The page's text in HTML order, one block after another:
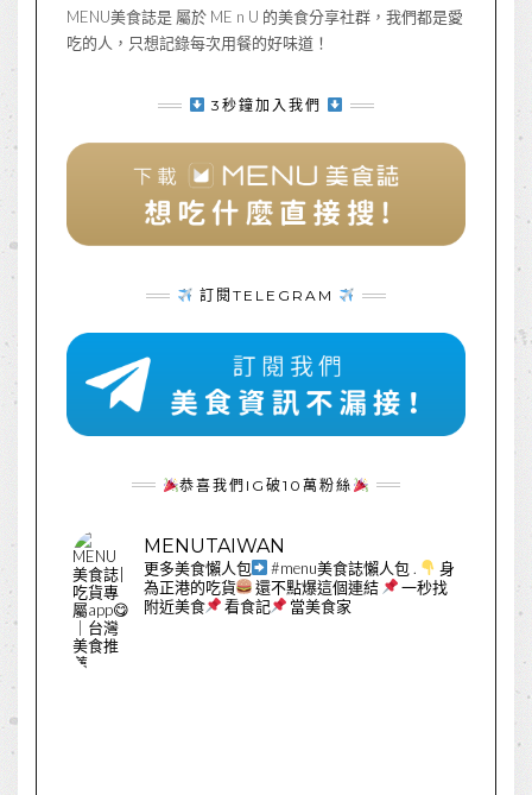
MENU美食誌是 屬於 ME n U 的美食分享社群，我們都是愛
吃的人，只想記錄每次用餐的好味道！
3秒鐘加入我們
訂閱TELEGRAM
恭喜我們IG破10萬粉絲
MENUTAIWAN
更多美食懶人包 #menu美食誌懶人包 .
身
為正港的吃貨
還不點爆這個連結
一秒找
附近美食
看食記 當美食家